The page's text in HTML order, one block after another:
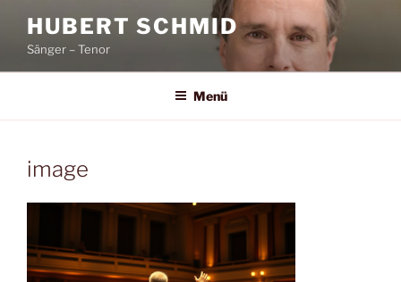
Inhalt
springen
HUBERT SCHMID
Sänger – Tenor
Menü
image